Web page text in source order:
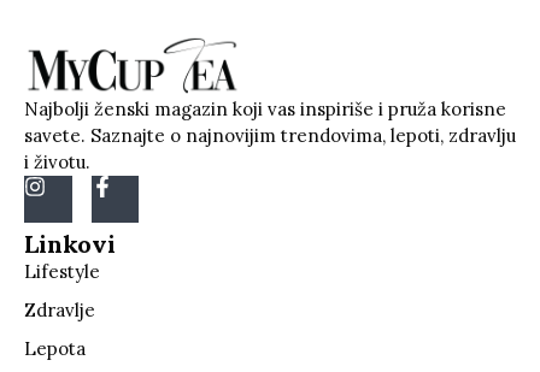
Najbolji ženski magazin koji vas inspiriše i pruža korisne
savete. Saznajte o najnovijim trendovima, lepoti, zdravlju
i životu.
Linkovi
Lifestyle
Zdravlje
Lepota